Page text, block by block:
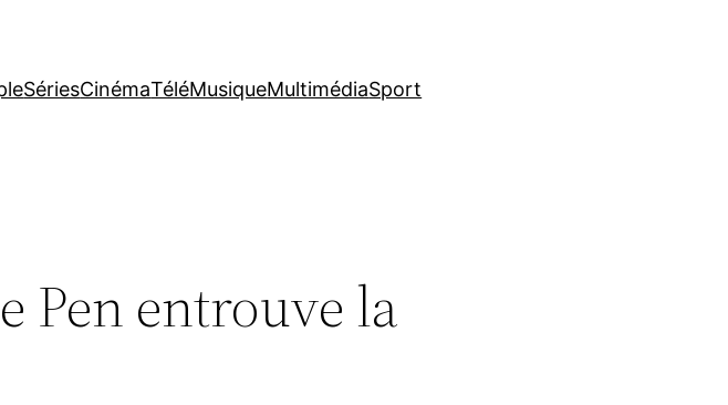
SériesCinémaTéléMusiqueMultimédiaSport
Pen entrouve la